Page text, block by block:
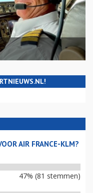
AIR FRANCE-KLM?
47% (81 stemmen)